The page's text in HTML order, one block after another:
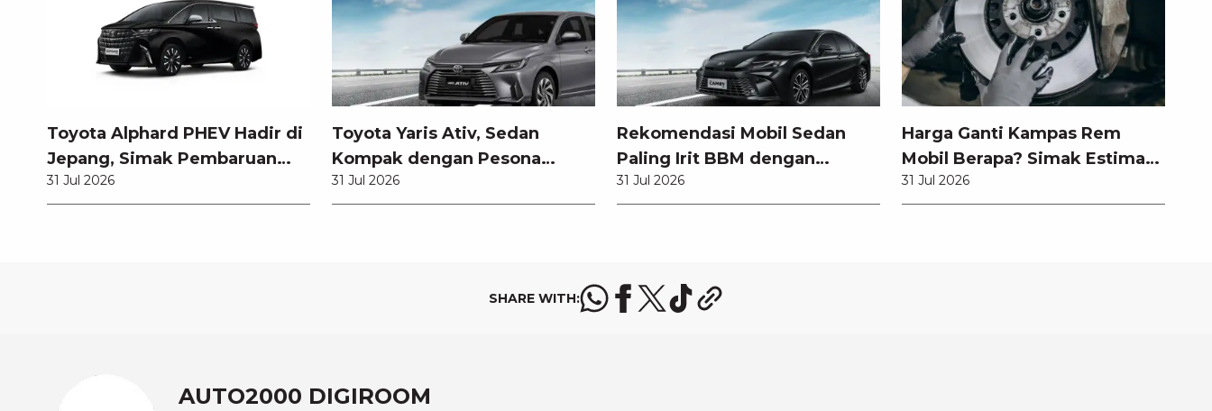
Toyota Alphard PHEV Hadir di
Jepang, Simak Pembaruan
dan Fitur Premiumnya
31 Jul 2026
Toyota Yaris Ativ, Sedan
Kompak dengan Pesona
Modern
31 Jul 2026
Rekomendasi Mobil Sedan
Paling Irit BBM dengan
Performa Optimal
31 Jul 2026
Harga Ganti Kampas Rem
Mobil Berapa? Simak Estimasi
Biaya, Tanda Harus Diganti,
dan Tips Menghemat Biaya
31 Jul 2026
SHARE WITH:
AUTO2000 DIGIROOM